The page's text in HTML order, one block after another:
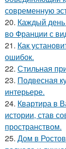
современную
20. Каждый
во Франции с
21. Как
ошибок.
22. Стильная
23. Подвесная
интерьере.
24. Квартира в
истории, став
пространством.
25. Дом в